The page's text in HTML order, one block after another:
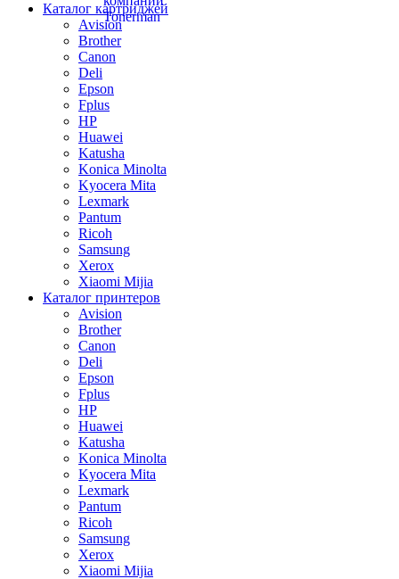
Каталог картриджей
Avision
Brother
Canon
Deli
Epson
Fplus
HP
Huawei
Katusha
Konica Minolta
Kyocera Mita
Lexmark
Pantum
Ricoh
Samsung
Xerox
Xiaomi Mijia
Каталог принтеров
Avision
Brother
Canon
Deli
Epson
Fplus
HP
Huawei
Katusha
Konica Minolta
Kyocera Mita
Lexmark
Pantum
Ricoh
Samsung
Xerox
Xiaomi Mijia